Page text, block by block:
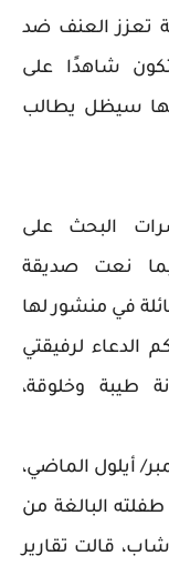
تعزز العنف ضد
شاهدًا على
سيظل يطالب
البحث على
فيما نعت صديقة
في منشور لها
الدعاء لرفيقتي
طيبة وخلوقة،
أيلول الماضي،
البالغة من
شاب، قالت تقارير